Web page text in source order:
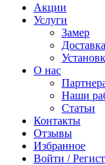
Акции
Услуги
Замер
Доставка
О нас
Наши
Статьи
Контакты
Отзывы
Избранное
Войти /